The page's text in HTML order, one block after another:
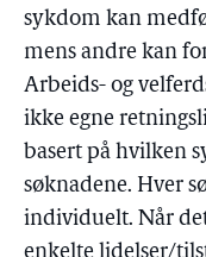
sykdom kan
mens andre kan
Arbeids- og
ikke egne
basert på hvilken
søknadene. Hver
individuelt. Når